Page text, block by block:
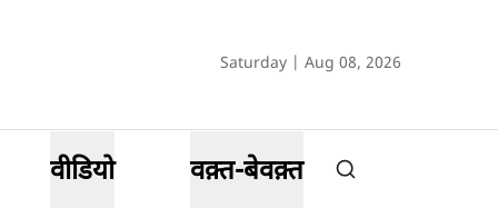
Saturday | Aug 08, 2026
वीडियो वक़्त-बेवक़्त